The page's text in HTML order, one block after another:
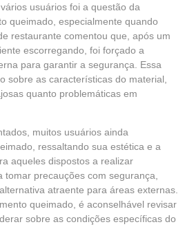
usuários foi a questão da
queimado, especialmente quando
restaurante comentou que, após um
escorregando, foi forçado a
para garantir a segurança. Essa
sobre as características do material,
quanto problemáticas em
muitos usuários ainda
ressaltando sua estética e a
aqueles dispostos a realizar
tomar precauções com segurança,
atraente para áreas externas.
queimado, é aconselhável revisar
sobre as condições específicas do